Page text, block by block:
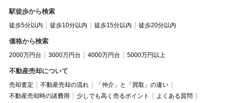
駅徒歩から検索
徒歩5分以内 徒歩10分以内 徒歩15分以内 徒歩20分以内
価格から検索
2000万円台 3000万円台 4000万円台 5000万円以上
不動産売却について
売却査定 不動産売却の流れ
「仲介」と「買取」の違い
不動産売却時の諸費用
少しでも高く売るポイント
よくある質問